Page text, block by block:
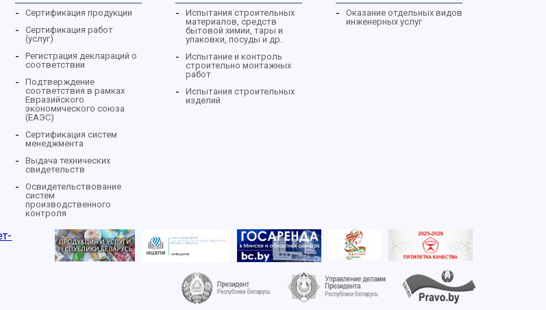
Сертификация продукции
Сертификация работ
(услуг)
Регистрация деклараций о
соответствии
Подтверждение
соответствия в рамках
Евразийского
экономического союза
(ЕАЭС)
Сертификация систем
менеджмента
Выдача технических
свидетельств
Освидетельствование
систем
производственного
контроля
Испытания строительных
материалов, средств
бытовой химии, тары и
упаковки, посуды и др.
Испытание и контроль
строительно монтажных
работ
Испытания строительных
изделий
Оказание отдельных видов
инженерных услуг